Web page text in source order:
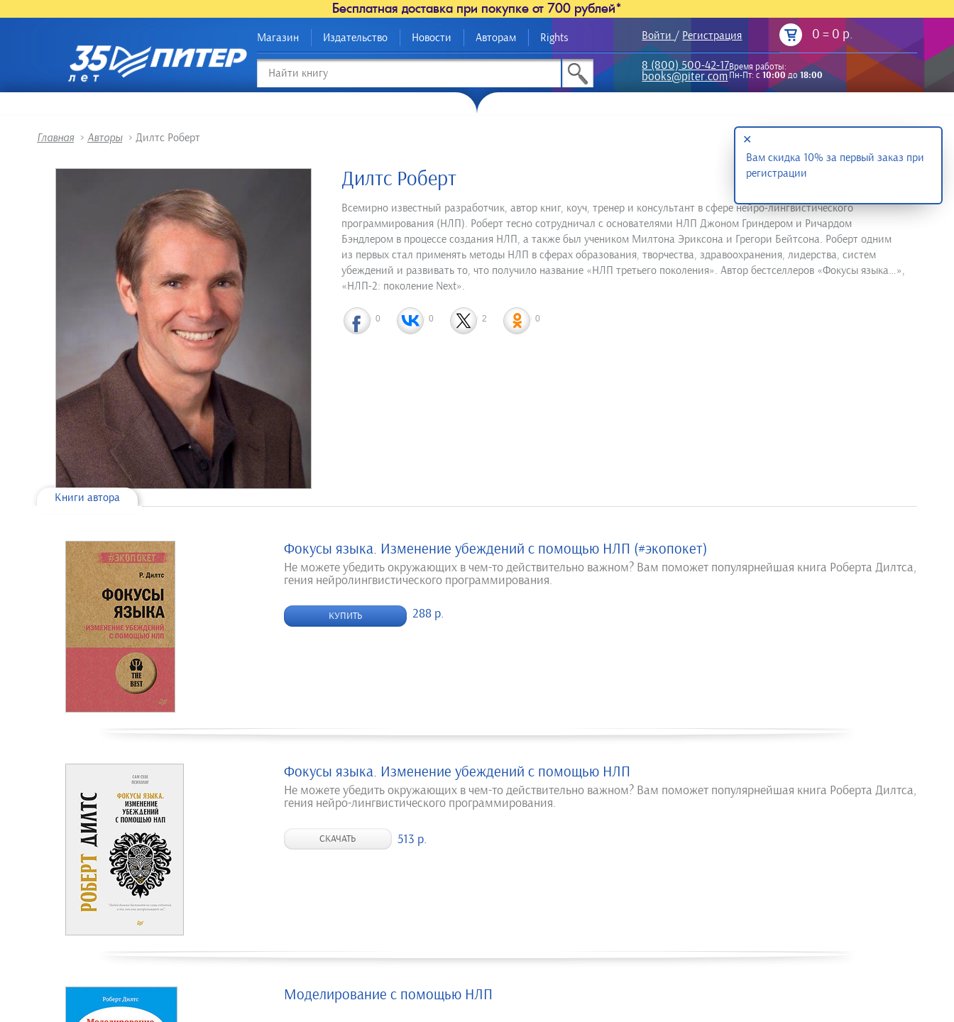
Бесплатная доставка при покупке от 700 рублей*
Магазин Издательство Новости Авторам Rights Войти / Регистрация 0 = 0 р.
8 (800) 500-42-17
books@piter.com
Время работы:
Пн-Пт: с10:00до18:00
Главная > Авторы > Дилтс Роберт
Дилтс Роберт
Всемирно известный разработчик, автор книг, коуч, тренер и консультант в сфере нейро-лингвистического
программирования (НЛП). Роберт тесно сотрудничал с основателями НЛП Джоном Гриндером и Ричардом
Бэндлером в процессе создания НЛП, а также был учеником Милтона Эриксона и Грегори Бейтсона. Роберт одним
из первых стал применять методы НЛП в сферах образования, творчества, здравоохранения, лидерства, систем
убеждений и развивать то, что получило название «НЛП третьего поколения». Автор бестселлеров «Фокусы языка…»,
«НЛП-2: поколение Next».
0 0 2 0
Книги автора
Фокусы языка. Изменение убеждений с помощью НЛП (#экопокет)
Не можете убедить окружающих в чем-то действительно важном? Вам поможет популярнейшая книга Роберта Дилтса,
гения нейролингвистического программирования.
КУПИТЬ 288 р.
Фокусы языка. Изменение убеждений с помощью НЛП
Не можете убедить окружающих в чем-то действительно важном? Вам поможет популярнейшая книга Роберта Дилтса,
гения нейро-лингвистического программирования.
СКАЧАТЬ 513 р.
Моделирование с помощью НЛП
Вам скидка 10% за первый заказ при
регистрации
✕